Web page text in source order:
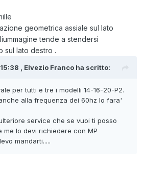
geometrica assiale sul lato
tende a stendersi
sul lato destro .
, Elvezio Franco ha scritto:
per tutti e tre i modelli 14-16-20-P2.
alla frequenza dei 60hz lo fara'
service che se vuoi ti posso
me lo devi richiedere con MP
mandarti.....